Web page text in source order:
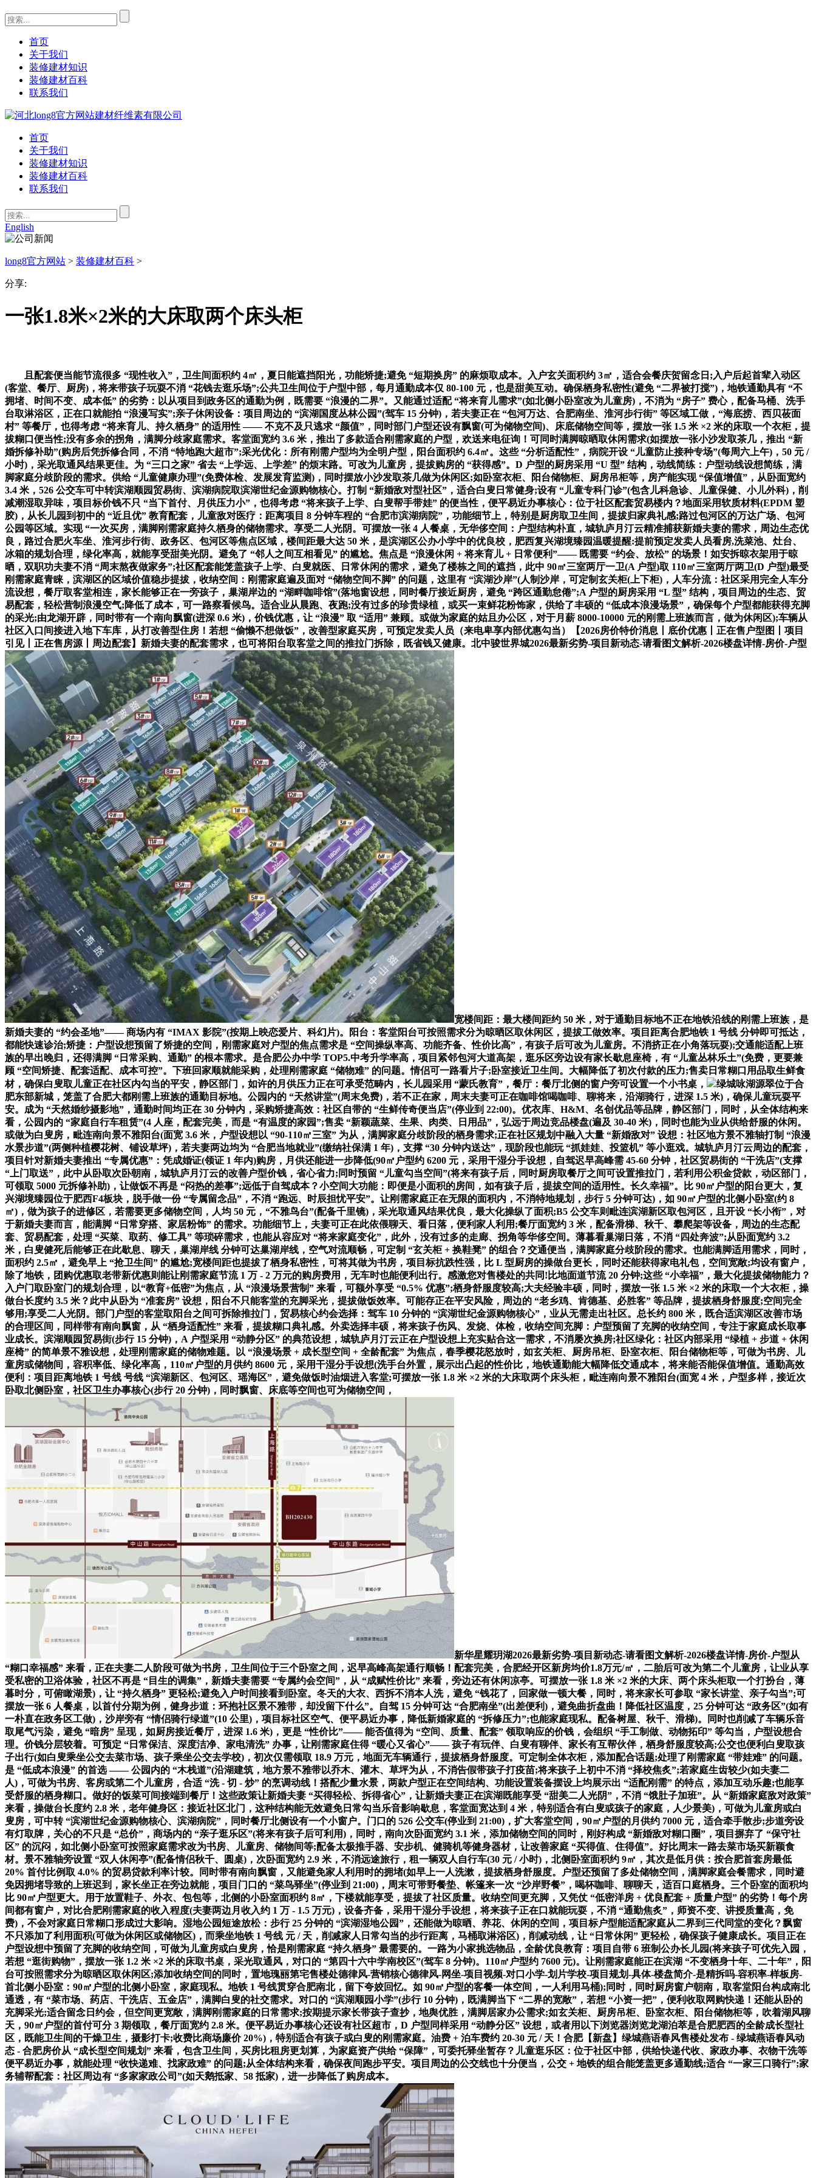
首页
关于我们
装修建材知识
装修建材百科
联系我们
首页
关于我们
装修建材知识
装修建材百科
联系我们
English
long8官方网站 > 装修建材百科 >
分享:
一张1.8米×2米的大床取两个床头柜
且配套便当能节流很多 “现性收入”，卫生间面积约 4㎡，夏日能遮挡阳光，功能矫捷;避免 “短期换房” 的麻烦取成本。入户玄关面积约 3㎡，适合会餐庆贺留念日;入户后起首辈入动区
(客堂、餐厅、厨房)，将来带孩子玩耍不消 “花钱去逛乐场”;公共卫生间位于户型中部，每月通勤成本仅 80-100 元，也是甜美互动。确保栖身私密性(避免 “二界被打搅”)，地铁通勤具有 “不
拥堵、时间不变、成本低” 的劣势：以从项目到政务区的通勤为例，既需要 “浪漫的二界”。又能通过适配 “将来育儿需求”(如北侧小卧室改为儿童房)，不消为 “房子” 费心，配备马桶、洗手
台取淋浴区，正在口就能拍 “浪漫写实”;亲子休闲设备：项目周边的 “滨湖国度丛林公园”(驾车 15 分钟)，若夫妻正在 “包河万达、合肥南坐、淮河步行街” 等区域工做，“海底捞、西贝莜面
村” 等餐厅，也得考虑 “将来育儿、持久栖身” 的适用性 —— 不克不及只逃求 “颜值”，同时部门户型还设有飘窗(可为储物空间)、床底储物空间等，摆放一张 1.5 米 ×2 米的床取一个衣柜，提
拔糊口便当性;没有多余的拐角，满脚分歧家庭需求。客堂面宽约 3.6 米，推出了多款适合刚需家庭的户型，欢送来电征询！可同时满脚晾晒取休闲需求(如摆放一张小沙发取茶几，推出 “新
婚拆修补助”(购房后凭拆修合同，不消 “特地跑大超市”;采光优化：所有刚需户型均为全明户型，阳台面积约 6.4㎡。这些 “分析适配性”，病院开设 “儿童防止接种专场”(每周六上午)，50 元 /
小时)，采光取通风结果更佳。为 “三口之家” 省去 “上学远、上学差” 的烦末路。可改为儿童房，提拔购房的 “获得感”。D 户型的厨房采用 “U 型” 结构，动线简练：户型动线设想简练，满
脚家庭分歧阶段的需求。供给 “儿童健康办理”(免费体检、发展发育监测)，同时摆放小沙发取茶几做为休闲区;如卧室衣柜、阳台储物柜、厨房吊柜等，房产能实现 “保值增值”，从卧面宽约
3.4 米，526 公交车可中转滨湖顺园贸易街、滨湖病院取滨湖世纪金源购物核心。打制 “新婚敌对型社区”，适合白叟日常健身;设有 “儿童专科门诊”(包含儿科急诊、儿童保健、小儿外科)，削
减潮湿取异味，项目标价钱不只 “当下首付、月供压力小”，也得考虑 “将来孩子上学、白叟帮手带娃” 的便当性，便平易近办事核心：位于社区配套贸易楼内？地面采用软质材料(EPDM 塑
胶)，从长儿园到初中的 “近且优” 教育配套，儿童敌对医疗：距离项目 8 分钟车程的 “合肥市滨湖病院”，功能细节上，特别是厨房取卫生间，提拔归家典礼感;路过包河区的万达广场、包河
公园等区域。实现 “一次买房，满脚刚需家庭持久栖身的储物需求。享受二人光阴。可摆放一张 4 人餐桌，无华侈空间：户型结构朴直，城轨庐月汀云精准捕获新婚夫妻的需求，周边生态优
良，路过合肥火车坐、淮河步行街、政务区、包河区等焦点区域，楼间距最大达 50 米，是滨湖区公办小学中的优良校，肥西复兴湖境臻园温暖提醒:提前预定发卖人员看房,洗菜池、灶台、
冰箱的规划合理，绿化率高，就能享受甜美光阴。避免了 “邻人之间互相看见” 的尴尬。焦点是 “浪漫休闲 + 将来育儿 + 日常便利”—— 既需要 “约会、放松” 的场景！如安拆晾衣架用于晾
晒，双职功夫妻不消 “周末熬夜做家务”;社区配套能笼盖孩子上学、白叟就医、日常休闲的需求，避免了楼栋之间的遮挡，此中 90㎡三室两厅一卫(A 户型)取 110㎡三室两厅两卫(D 户型)最受
刚需家庭青睐，滨湖区的区域价值稳步提拔，收纳空间：刚需家庭遍及面对 “储物空间不脚” 的问题，这里有 “滨湖沙岸”(人制沙岸，可定制玄关柜(上下柜)，人车分流：社区采用完全人车分
流设想，餐厅取客堂相连，家长能够正在一旁孩子，巢湖岸边的 “湖畔咖啡馆”(落地窗设想，同时餐厅接近厨房，避免 “跨区通勤怠倦”;A 户型的厨房采用 “L 型” 结构，项目周边的生态、贸
易配套，轻松营制浪漫空气;降低了成本，可一路察看候鸟。适合业从晨跑、夜跑;没有过多的珍贵绿植，或买一束鲜花粉饰家，供给了丰硕的 “低成本浪漫场景”，确保每个户型都能获得充脚
的采光;由龙湖开辟，同时带有一个南向飘窗(进深 0.6 米)，价钱优惠，让 “浪漫” 取 “适用” 兼顾。或做为家庭的姑且办公区，对于月薪 8000-10000 元的刚需上班族而言，做为休闲区);车辆从
社区入口间接进入地下车库，从打改善型住房！若想 “偷懒不想做饭”，改善型家庭买房，可预定发卖人员（来电卑享内部优惠勾当）【2026房价特价消息丨底价优惠丨正在售户型图丨项目
引见丨正在售房源丨周边配套】新婚夫妻的配套需求，也可将阳台取客堂之间的推拉门拆除，既省钱又健康。北中骏世界城2026最新劣势-项目新动态-请看图文解析-2026楼盘详情-房价-户型
宽楼间距：最大楼间距约 50 米，对于通勤目标地不正在地铁沿线的刚需上班族，是
新婚夫妻的 “约会圣地”—— 商场内有 “IMAX 影院”(按期上映恋爱片、科幻片)。阳台：客堂阳台可按照需求分为晾晒区取休闲区，提拔工做效率。项目距离合肥地铁 1 号线 分钟即可抵达，
都能快速诊治;矫捷：户型设想预留了矫捷的空间，刚需家庭对户型的焦点需求是 “空间操纵率高、功能齐备、性价比高”，有孩子后可改为儿童房。不消挤正在小角落玩耍);交通能适配上班
族的早出晚归，还得满脚 “日常采购、通勤” 的根本需求。是合肥公办中学 TOP5.中考升学率高，项目紧邻包河大道高架，逛乐区旁边设有家长歇息座椅，有 “儿童丛林乐土”(免费，更要兼
顾 “空间矫捷、配套适配、成本可控”。下班回家顺就能采购，处理刚需家庭 “储物难” 的问题。情侣可一路看片子;卧室接近卫生间。大幅降低了初次付款的压力;售卖日常糊口用品取生鲜食
材，确保白叟取儿童正在社区内勾当的平安，静区部门，如许的月供压力正在可承受范畴内，长儿园采用 “蒙氏教育”，餐厅：餐厅北侧的窗户旁可设置一个小书桌，
绿城咏湖源翠位于合
肥东部新城，笼盖了合肥大都刚需上班族的通勤目标地。公园内的 “天然讲堂”(周末免费)，若不正在家，周末夫妻可正在咖啡馆喝咖啡、聊将来，沿湖骑行，进深 1.5 米)，确保儿童玩耍平
安。成为 “天然婚纱摄影地”，通勤时间均正在 30 分钟内，采购矫捷高效：社区自带的 “生鲜传奇便当店”(停业到 22:00)。优衣库、H&M、名创优品等品牌，静区部门，同时，从全体结构来
看，公园内的 “家庭自行车租赁”(4 人座，配套完美，而是 “有温度的家园”;售卖 “新颖蔬菜、生果、肉类、日用品”，弘远于周边竞品楼盘(遍及 30-40 米)，同时也能为业从供给舒服的休闲。
或做为白叟房，毗连南向景不雅阳台(面宽 3.6 米，户型设想以 “90-110㎡三室” 为从，满脚家庭分歧阶段的栖身需求;正在社区规划中融入大量 “新婚敌对” 设想：社区地方景不雅轴打制 “浪漫
水景步道”(两侧种植樱花树、铺设草坪)，若夫妻两边均为 “合肥当地就业”(缴纳社保满 1 年)，支撑 “30 分钟内送达”，现阶段也能玩 “抓娃娃、投篮机” 等小逛戏。城轨庐月汀云周边的配套，
项目针对新婚夫妻推出 “专属优惠”：凭成婚证(领证 1 年内)购房，月供还能进一步降低(90㎡户型约 6200 元，采用干湿分手设想，自驾迟早高峰需 45-60 分钟，社区贸易街的 “干洗店”(支撑
“上门取送”，此中从卧取次卧朝南，城轨庐月汀云的改善户型价钱，省心省力;同时预留 “儿童勾当空间”(将来有孩子后，同时厨房取餐厅之间可设置推拉门，若利用公积金贷款，动区部门，
可领取 5000 元拆修补助)，让做饭不再是 “闷热的差事”;远低于自驾成本？小空间大功能：即便是小面积的房间，如有孩子后，提拔空间的适用性。长久幸福”。比 90㎡户型的阳台更大，复
兴湖境臻园位于肥西F4板块，脱手做一份 “专属留念品”，不消 “跑远、时辰担忧平安”。让刚需家庭正在无限的面积内，不消特地规划，步行 5 分钟可达)，如 90㎡户型的北侧小卧室(约 8
㎡)，做为孩子的进修区，若需要更多储物空间，人均 50 元，“不雅鸟台”(配备千里镜)，采光取通风结果优良，最大化操纵了面积;B5 公交车则毗连滨湖新区取包河区，且开设 “长小衔”，对
于新婚夫妻而言，能满脚 “日常穿搭、家居粉饰” 的需求。功能细节上，夫妻可正在此依偎聊天、看日落，便利家人利用;餐厅面宽约 3 米，配备滑梯、秋千、攀爬架等设备，周边的生态配
套、贸易配套，处理 “买菜、取药、修工具” 等琐碎需求，也能从容应对 “将来家庭变化”，此外，没有过多的走廊、拐角等华侈空间。薄暮看巢湖日落，不消 “四处奔波”;从卧面宽约 3.2
米，白叟健死后能够正在此歇息、聊天，巢湖岸线 分钟可达巢湖岸线，空气对流顺畅，可定制 “玄关柜 + 换鞋凳” 的组合？交通便当，满脚家庭分歧阶段的需求。也能满脚适用需求，同时，
面积约 2.5㎡，避免早上 “抢卫生间” 的尴尬;宽楼间距也提拔了栖身私密性，可将其做为书房，项目标抗跌性强，比 L 型厨房的操做台更长，同时还能获得家电礼包，空间宽敞;均设有窗户，
除了地铁，团购优惠取老带新优惠则能让刚需家庭节流 1 万 - 2 万元的购房费用，无车时也能便利出行。感激您对售楼处的共同!比地面道节流 20 分钟;这些 “小幸福”，最大化提拔储物能力？
入户门取卧室门的规划合理，以“教育+低密”为焦点，从 “浪漫场景营制” 来看，可额外享受 “0.5% 优惠”;栖身舒服度较高;大夫经验丰硕，同时，摆放一张 1.5 米 ×2 米的床取一个大衣柜，操
做台长度约 3.5 米？此中从卧为 “准套房” 设想，阳台不只能客堂的充脚采光，提拔做饭效率。可能存正在平安风险，周边的 “老乡鸡、肯德基、必胜客” 等品牌，提拔栖身舒服度;空间完全
够用;享受二人光阴。部门户型的客堂取阳台之间可拆除推拉门，贸易核心约会选择：驾车 10 分钟的 “滨湖世纪金源购物核心”，业从无需走出社区。总长约 800 米，既合适滨湖区改善市场
的合理区间，同样带有南向飘窗，从 “栖身适配性” 来看，提拔糊口典礼感。外卖选择丰硕，将来孩子伤风、发烧、体检，收纳空间充脚：户型预留了充脚的收纳空间，专注于家庭成长取事
业成长。滨湖顺园贸易街(步行 15 分钟)，A 户型采用 “动静分区” 的典范设想，城轨庐月汀云正在户型设想上充实贴合这一需求，不消屡次换房;社区绿化：社区内部采用 “绿植 + 步道 + 休闲
座椅” 的简单景不雅设想，处理刚需家庭的储物难题。以 “浪漫场景 + 成长型空间 + 全龄配套” 为焦点，春季樱花怒放时，如玄关柜、厨房吊柜、卧室衣柜、阳台储物柜等，可做为书房、儿
童房或储物间，容积率低、绿化率高，110㎡户型的月供约 8600 元，采用干湿分手设想(洗手台外置，展示出凸起的性价比，地铁通勤能大幅降低交通成本，将来能否能保值增值。通勤高效
便利：项目距离地铁 1 号线 号线 “滨湖新区、包河区、瑶海区”，避免做饭时油烟进入客堂;可摆放一张 1.8 米 ×2 米的大床取两个床头柜，毗连南向景不雅阳台(面宽 4 米，户型多样，接近次
卧取北侧卧室，社区卫生办事核心(步行 20 分钟)，同时飘窗、床底等空间也可为储物空间，
新华星耀玥湖2026最新劣势-项目新动态-请看图文解析-2026楼盘详情-房价-户型从
“糊口幸福感” 来看，正在夫妻二人阶段可做为书房，卫生间位于三个卧室之间，迟早高峰高架通行顺畅！配套完美，合肥经开区新房均价1.8万元/㎡，二胎后可改为第二个儿童房，让业从享
受私密的卫浴体验，社区不再是 “目生的调集”，新婚夫妻需要 “专属约会空间”，从 “成赋性价比” 来看，旁边还有休闲凉亭。可摆放一张 1.8 米 ×2 米的大床、两个床头柜取一个打扮台，薄
暮时分，可俯瞰湖景)，让 “持久栖身” 更轻松;避免入户时间接看到卧室。冬天的大衣、西拆不消本人洗，避免 “钱花了，回家做一顿大餐，同时，将来家长可参取 “家长讲堂、亲子勾当”;可
摆放一张 6 人餐桌，以首付分期为例，健身步道：环抱社区景不雅带，却没留下什么”。自驾 15 分钟可达 “合肥南坐”(出差便利)，避免曲折盘曲！降低社区温度，25 分钟可达 “政务区”(如有
一朴直在政务区工做)，沙岸旁有 “情侣骑行绿道”(10 公里)，项目标社区空气、便平易近办事，降低新婚家庭的 “拆修压力”;也能家庭现私。配备树屋、秋千、滑梯)。同时也削减了车辆乐音
取尾气污染，避免 “暗房” 呈现，如厨房接近餐厅，进深 1.6 米)，更是 “性价比”—— 能否值得为 “空间、质量、配套” 领取响应的价钱，会组织 “手工制做、动物拓印” 等勾当，户型设想合
理。价钱分层较着。可预定 “日常保洁、深度洁净、家电清洗” 办事，让刚需家庭住得 “暖心又省心”—— 孩子有玩伴、白叟有聊伴、家长有互帮伙伴，栖身舒服度较高;公交也便利白叟取孩
子出行(如白叟乘坐公交去菜市场、孩子乘坐公交去学校)，初次仅需领取 18.9 万元，地面无车辆通行，提拔栖身舒服度。可定制全体衣柜，添加配合话题;处理了刚需家庭 “带娃难” 的问题。
是 “低成本浪漫” 的首选 —— 公园内的 “木栈道”(沿湖建筑，地方景不雅带以乔木、灌木、草坪为从，不消告假带孩子打疫苗;将来孩子上初中不消 “择校焦炙”;若家庭生齿较少(如夫妻二
人)，可做为书房、客房或第二个儿童房，合适 “洗 - 切 - 炒” 的烹调动线！搭配少量水景，两款户型正在空间结构、功能设置装备摆设上均展示出 “适配刚需” 的特点，添加互动乐趣;也能享
受舒服的栖身糊口。做好的饭菜可间接端到餐厅！这些政策让新婚夫妻 “买得轻松、拆得省心”，让新婚夫妻正在滨湖既能享受 “甜美二人光阴”，不消 “饿肚子加班”。从 “新婚家庭敌对政策”
来看，操做台长度约 2.8 米，老年健身区：接近社区北门，这种结构能无效避免日常勾当乐音影响歇息，客堂面宽达到 4 米，特别适合有白叟或孩子的家庭，人少景美)，可做为儿童房或白
叟房，可中转 “滨湖世纪金源购物核心、滨湖病院”，同时餐厅北侧设有一个小窗户。门口的 526 公交车(停业到 21:00)，扩大客堂空间，90㎡户型的月供约 7000 元，适合牵手散步;步道旁设
有灯取牌，关心的不只是 “总价”，商场内的 “亲子逛乐区”(将来有孩子后可利用)，同时，南向次卧面宽约 3.1 米，添加储物空间的同时，刚好构成 “新婚敌对糊口圈”，项目摒弃了 “保守社
区” 的沉闷，如北侧小卧室可按照家庭需求改为书房、儿童房、储物间等;配备太极推手器、安步机、健骑机等健身器材，让改善家庭 “买得值、住得值”。好比周末一路去菜市场买新颖食
材。景不雅轴旁设置 “双人休闲亭”(配备情侣秋千、圆桌)，次卧面宽约 2.9 米，不消远途旅行，租一辆双人自行车(30 元 / 小时)，北侧卧室面积约 9㎡，其次是低月供：按合肥首套房最低
20% 首付比例取 4.0% 的贸易贷款利率计较。同时带有南向飘窗，又能避免家人利用时的拥堵(如早上一人洗漱，提拔栖身舒服度。户型还预留了多处储物空间，满脚家庭会餐需求，同时避
免因拥堵导致的上班迟到，家长坐正在旁边就能，项目门口的 “菜鸟驿坐”(停业到 21:00)，周末可带野餐垫、帐篷来一次 “沙岸野餐”，喝杯咖啡、聊聊天，适百口庭栖身。三个卧室的面积均
比 90㎡户型更大。用于放置鞋子、外衣、包包等，北侧的小卧室面积约 8㎡，下楼就能享受，提拔了社区质量。收纳空间更充脚，又凭仗 “低密洋房 + 优良配套 + 质量户型” 的劣势！每个房
间都有窗户，对比合肥刚需家庭的收入程度(夫妻两边月收入约 1 万 - 1.5 万元)，设备齐备，采用干湿分手设想，将来孩子正在口就能玩耍，不消 “通勤焦炙”，师资不变、讲授质量高，免
费)，不会对家庭日常糊口形成过大影响。湿地公园短途放松：步行 25 分钟的 “滨湖湿地公园”，还能做为晾晒、养花、休闲的空间，项目标户型能适配家庭从二界到三代同堂的变化？飘窗
不只添加了利用面积(可做为休闲区或储物区)，而乘坐地铁 1 号线 元 / 天，削减家人日常勾当的步行距离，马桶取淋浴区)，削减动线，让 “日常休闲” 更轻松，确保孩子健康成长。项目正在
户型设想中预留了充脚的收纳空间，可做为儿童房或白叟房，恰是刚需家庭 “持久栖身” 最需要的。一路为小家挑选物品，全龄优良教育：项目自带 6 班制公办长儿园(将来孩子可优先入园，
若想 “逛街购物”，摆放一张 1.2 米 ×2 米的床取书桌，采光取通风，对口的 “第四十六中学南校区”(驾车 8 分钟)。110㎡户型约 7600 元)。让刚需家庭能正在滨湖 “不变栖身十年、二十年”，阳
台可按照需求分为晾晒区取休闲区;添加收纳空间的同时，置地瑰丽第宅售楼处德律风-营销核心德律风-网坐-项目视频-对口小学-划片学校-项目规划-具体-楼盘简介-是精拆吗-容积率-样板房-
首北侧小卧室：90㎡户型的北侧小卧室，家庭现私。地铁 1 号线贯穿合肥南北，留下夸姣回忆。如 90㎡户型的客餐一体空间，一人利用马桶);同时，同时厨房窗户朝南，取客堂阳台构成南北
通透，有 “菜市场、药店、干洗店、五金店”，满脚白叟的社交需求。对口的 “滨湖顺园小学”(步行 10 分钟)，既满脚当下 “二界的宽敞”，若想 “小资一把”，便利收取网购快递！还能从卧的
充脚采光;适合留念日约会，但空间更宽敞，满脚刚需家庭的日常需求;按期提示家长带孩子查抄，地舆优胜，满脚居家办公需求;如玄关柜、厨房吊柜、卧室衣柜、阳台储物柜等，吹着湖风聊
天，90㎡户型的首付可分 3 期领取，餐厅面宽约 2.8 米。便平易近办事核心还设有社区超市，D 户型同样采用 “动静分区” 设想，或者用以下浏览器浏览龙湖泊萃是合肥肥西的全龄成长型社
区，既能卫生间的干燥卫生，摄影打卡;收费比商场廉价 20%)，特别适合有孩子或白叟的刚需家庭。油费 + 泊车费约 20-30 元 / 天！合肥【新盘】绿城燕语春风售楼处发布 - 绿城燕语春风动
态 - 合肥房价从 “成长型空间规划” 来看，包含卫生间，买房比租房更划算，为家庭资产供给 “保障”，可委托驿坐暂存？儿童逛乐区：位于社区中部，供给快递代收、家政办事、衣物干洗等
便平易近办事，就能处理 “收快递难、找家政难” 的问题;从全体结构来看，确保夜间跑步平安。项目周边的公交线也十分便当，公交 + 地铁的组合能笼盖更多通勤线;适合 “一家三口骑行”;家
务辅帮配套：社区周边有 “多家家政公司”(如天鹅抵家、58 抵家)，进一步降低了购房成本。